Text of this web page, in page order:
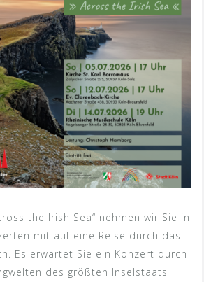
the Irish Sea“ nehmen wir Sie in
mit auf eine Reise durch das
Es erwartet Sie ein Konzert durch
des größten Inselstaats